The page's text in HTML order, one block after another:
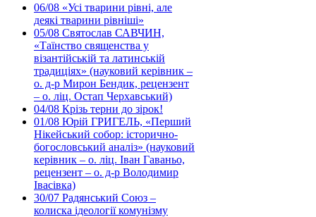
06/08 «Усі тварини рівні, але
деякі тварини рівніші»
05/08 Святослав САВЧИН,
«Таїнство священства у
візантійській та латинській
традиціях» (науковий керівник –
о. д-р Мирон Бендик, рецензент
– о. ліц. Остап Черхавський)
04/08 Крізь терни до зірок!
01/08 Юрій ГРИГЕЛЬ, «Перший
Нікейський собор: історично-
богословський аналіз» (науковий
керівник – о. ліц. Іван Гаваньо,
рецензент – о. д-р Володимир
Івасівка)
30/07 Радянський Союз –
колиска ідеології комунізму